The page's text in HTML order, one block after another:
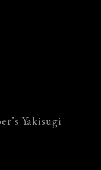
Yakisugi